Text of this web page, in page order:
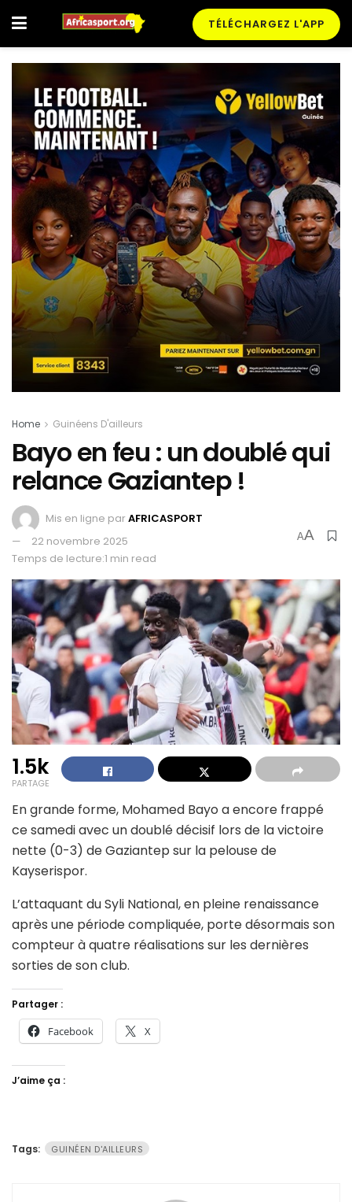
TÉLÉCHARGEZ L'APP
Home Guinéens D'ailleurs
Bayo en feu : un doublé qui
relance Gaziantep !
Mis en ligne parAFRICASPORT
22 novembre 2025
Temps de lecture:1 min read
AA
1.5k
PARTAGE
En grande forme, Mohamed Bayo a encore frappé
ce samedi avec un doublé décisif lors de la victoire
nette (0-3) de Gaziantep sur la pelouse de
Kayserispor.
L’attaquant du Syli National, en pleine renaissance
après une période compliquée, porte désormais son
compteur à quatre réalisations sur les dernières
sorties de son club.
Partager :
Facebook X
J’aime ça :
Tags: GUINÉEN D'AILLEURS